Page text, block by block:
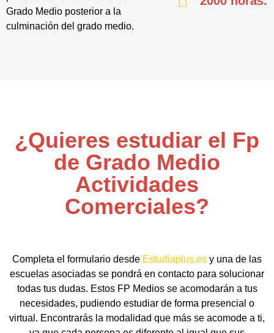
Grado Medio posterior a la
culminación del grado medio.
¿Quieres estudiar el Fp
de Grado Medio
Actividades
Comerciales?
Completa el formulario desde Estudiaplus.es y una de las
escuelas asociadas se pondrá en contacto para solucionar
todas tus dudas. Estos FP Medios se acomodarán a tus
necesidades, pudiendo estudiar de forma presencial o
virtual. Encontrarás la modalidad que más se acomode a ti,